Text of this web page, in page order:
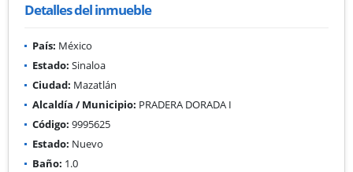
Detalles del inmueble
País: México
Estado: Sinaloa
Ciudad: Mazatlán
Alcaldía / Municipio: PRADERA DORADA I
Código: 9995625
Estado: Nuevo
Baño: 1.0